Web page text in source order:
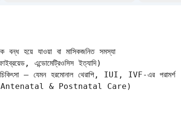
বন্ধ হয়ে যাওয়া বা মাসিকজনিত সমস্যা
এন্ডোমেট্রিওসিস ইত্যাদি)
– যেমন হরমোনাল থেরাপি, IUI, IVF-এর পরামর্শ
(Antenatal & Postnatal Care)